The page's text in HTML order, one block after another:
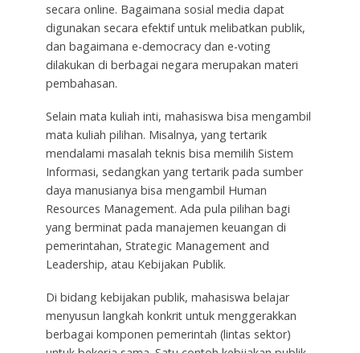
secara online. Bagaimana sosial media dapat
digunakan secara efektif untuk melibatkan publik,
dan bagaimana e-democracy dan e-voting
dilakukan di berbagai negara merupakan materi
pembahasan.
Selain mata kuliah inti, mahasiswa bisa mengambil
mata kuliah pilihan. Misalnya, yang tertarik
mendalami masalah teknis bisa memilih Sistem
Informasi, sedangkan yang tertarik pada sumber
daya manusianya bisa mengambil Human
Resources Management. Ada pula pilihan bagi
yang berminat pada manajemen keuangan di
pemerintahan, Strategic Management and
Leadership, atau Kebijakan Publik.
Di bidang kebijakan publik, mahasiswa belajar
menyusun langkah konkrit untuk menggerakkan
berbagai komponen pemerintah (lintas sektor)